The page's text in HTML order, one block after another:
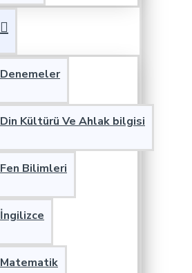
Denemeler
Din Kültürü Ve Ahlak bilgisi
Fen Bilimleri
İngilizce
Matematik